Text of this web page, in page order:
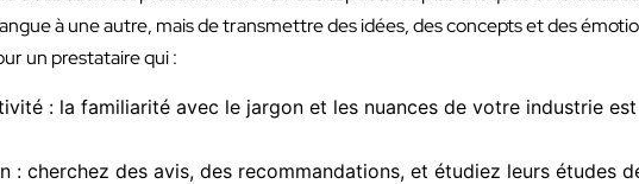
à une autre, mais de transmettre des idées, des concepts et des
un prestataire qui :
: la familiarité avec le jargon et les nuances de votre industrie
: cherchez des avis, des recommandations, et étudiez leurs études